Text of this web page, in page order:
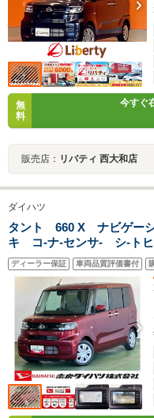
無
料
今すぐ
販売店： リバティ 西大和店
ダイハツ
タント 660 X ナビゲー
キ コ-ナ-センサ- シ-ト
キ 助手席パワスラ 電動
メラ アイドリングストッ
ディーラー保証 車両品質評価書付